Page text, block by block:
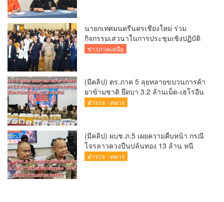
นายกเทศมนตรีนครเชียงใหม่ ร่วม
กิจกรรมเสวนาในการประชุมเชิงปฏิบัติ
การป้องกันการทุจริตเชิงรุก ขับเคลื่อน
ข่าวภาคเหนือ
(มีคลิป) ตร.ภาค 5 ลุยทลายขบวนการค้า
ยาข้ามชาติ ยึดบา 3.2 ล้านเม็ด-เฮโรอีน
เพียบ ผลงานสะสม 10 เดือนรวบทรัพย์
ตำรวจ - ทหาร
(มีคลิป) ผบช.ภ.5 เผยความคืบหน้า กรณี
โจรลาวควงปืนปล้นทอง 13 ล้าน หนี
กบดานแขวงบ่อแก้ว
ตำรวจ - ทหาร